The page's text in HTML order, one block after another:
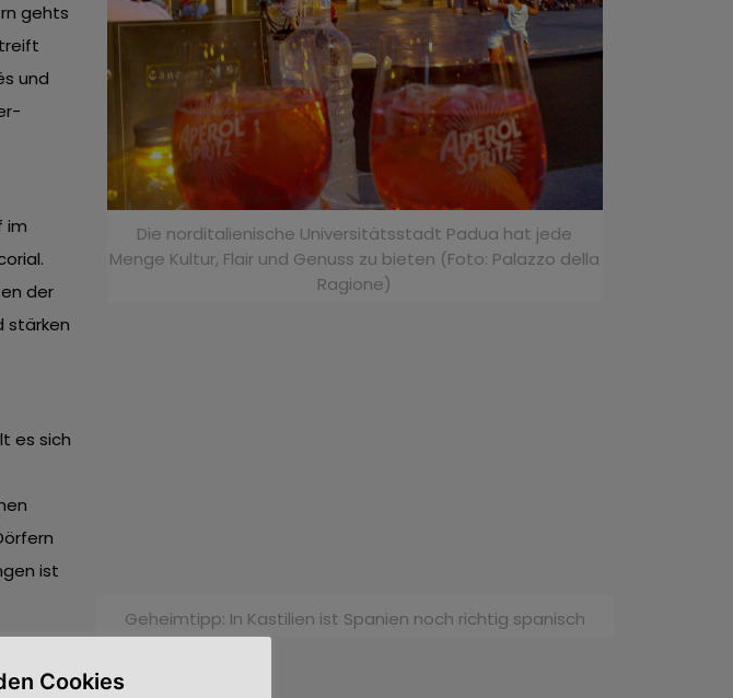
gehts
und
im
der
stärken
es sich
ist
tägige
Die norditalienische Universitätsstadt Padua hat jede
Menge Kultur, Flair und Genuss zu bieten (Foto: Palazzo della
Ragione)
Geheimtipp: In Kastilien ist Spanien noch richtig spanisch
Cookies